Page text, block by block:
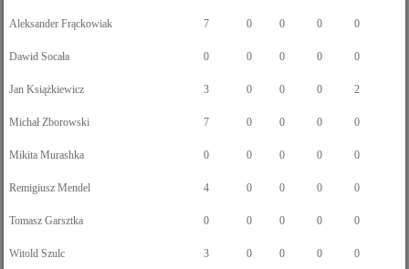
Aleksander Frąckowiak 7 0 0 0 0
Dawid Socała 0 0 0 0 0
Jan Książkiewicz 3 0 0 0 2
Michał Zborowski 7 0 0 0 0
Mikita Murashka 0 0 0 0 0
Remigiusz Mendel 4 0 0 0 0
Tomasz Garsztka 0 0 0 0 0
Witold Szulc 3 0 0 0 0